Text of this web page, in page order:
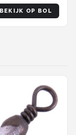
BEKIJK OP BOL